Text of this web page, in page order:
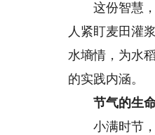
这份智慧，
人紧盯麦田灌
水墒情，为水
的实践内涵。
节气的生
小满时节，